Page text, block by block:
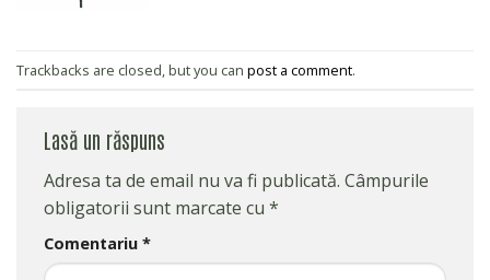
Trackbacks are closed, but you can post a comment.
Lasă un răspuns
Adresa ta de email nu va fi publicată. Câmpurile
obligatorii sunt marcate cu *
Comentariu *